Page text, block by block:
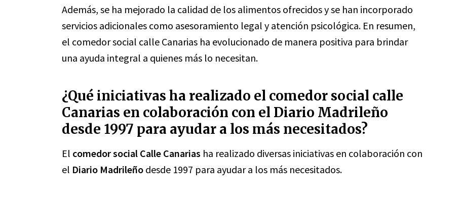
Además, se ha mejorado la calidad de los alimentos ofrecidos y se han incorporado
servicios adicionales como asesoramiento legal y atención psicológica. En resumen,
el comedor social calle Canarias ha evolucionado de manera positiva para brindar
una ayuda integral a quienes más lo necesitan.
¿Qué iniciativas ha realizado el comedor social calle
Canarias en colaboración con el Diario Madrileño
desde 1997 para ayudar a los más necesitados?
El comedor social Calle Canarias ha realizado diversas iniciativas en colaboración con
el Diario Madrileño desde 1997 para ayudar a los más necesitados.